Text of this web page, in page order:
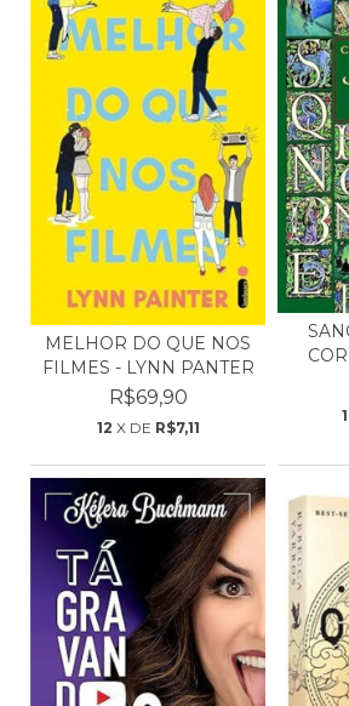
MELHOR DO QUE NOS
FILMES - LYNN PANTER
R$69,90
12 X DE R$7,11